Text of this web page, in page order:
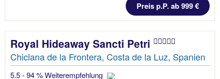
Preis p.P. ab 999 €
Royal Hideaway Sancti Petri
Chiclana de la Frontera, Costa de la Luz, Spanien
5.5 - 94 % Weiterempfehlung